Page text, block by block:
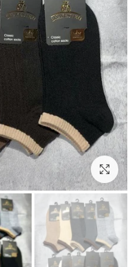
بزرگنمایی تصویر